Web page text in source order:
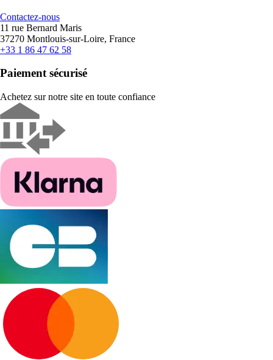
Contactez-nous
11 rue Bernard Maris
37270 Montlouis-sur-Loire, France
+33 1 86 47 62 58
Paiement sécurisé
Achetez sur notre site en toute confiance